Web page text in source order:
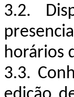
3.2.
horários
3.3.